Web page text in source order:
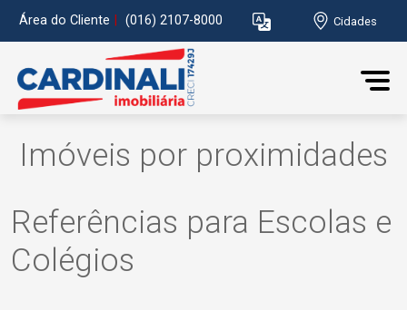
Área do Cliente (016) 2107-8000 Cidades
Imóveis por proximidades
Referências para Escolas e
Colégios